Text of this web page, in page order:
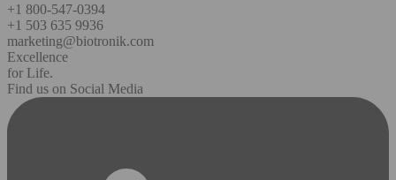
+1 800-547-0394
+1 503 635 9936
marketing@biotronik.com
Excellence
for Life.
Find us on Social Media